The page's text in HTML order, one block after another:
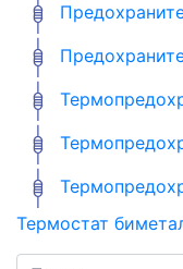
Термостат